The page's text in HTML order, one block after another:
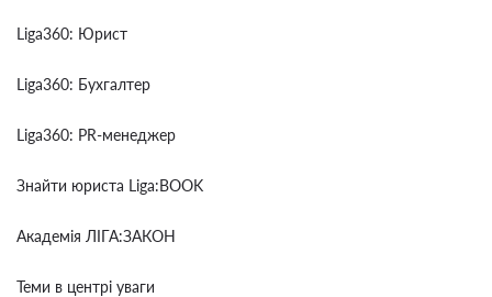
Liga360: Юрист
Liga360: Бухгалтер
Liga360: PR-менеджер
Знайти юриста Liga:BOOK
Академія ЛІГА:ЗАКОН
Теми в центрі уваги